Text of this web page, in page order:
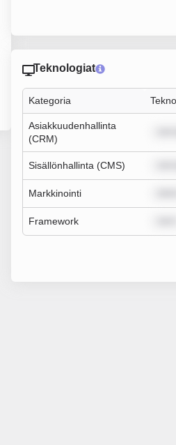
Teknologiat
Kategoria
Asiakkuudenhallinta
(CRM)
Sisällönhallinta (CMS)
Markkinointi
Framework